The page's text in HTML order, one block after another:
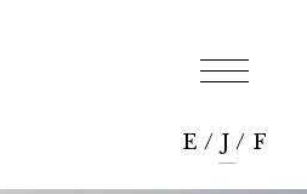
E / J / F